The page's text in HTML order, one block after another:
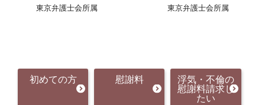
東京弁護士会所属 東京弁護士会所属
初めての方 慰謝料 浮気・不倫の
慰謝料請求し
たい